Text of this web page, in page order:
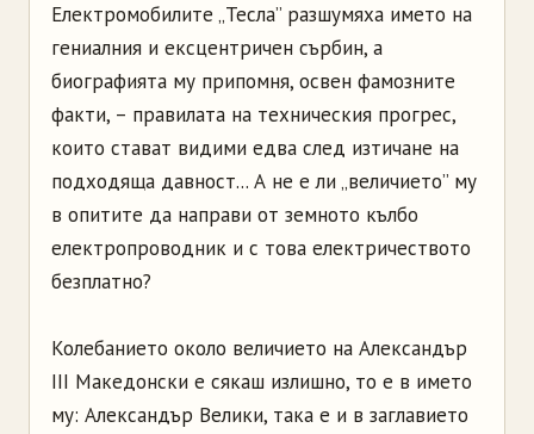
Електромобилите „Тесла” разшумяха името на
гениалния и ексцентричен сърбин, а
биографията му припомня, освен фамозните
факти, – правилата на техническия прогрес,
които стават видими едва след изтичане на
подходяща давност... А не е ли „величието” му
в опитите да направи от земното кълбо
електропроводник и с това електричеството
безплатно?
Колебанието около величието на Александър
III Македонски е сякаш излишно, то е в името
му: Александър Велики, така е и в заглавието